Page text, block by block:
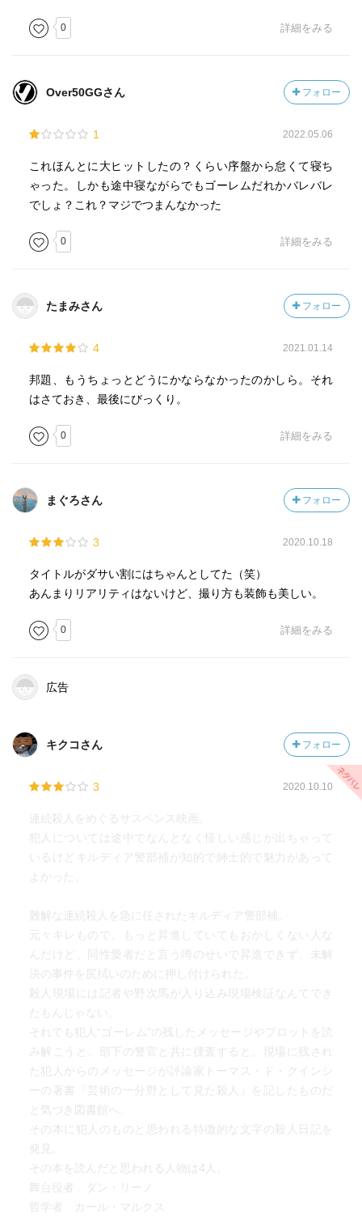
0 詳細をみる
Over50GGさん フォロー
1 2022.05.06
これほんとに大ヒットしたの？くらい序盤から怠くて寝ち
ゃった。しかも途中寝ながらでもゴーレムだれかバレバレ
でしょ？これ？マジでつまんなかった
0 詳細をみる
たまみさん フォロー
4 2021.01.14
邦題、もうちょっとどうにかならなかったのかしら。それ
はさておき、最後にびっくり。
0 詳細をみる
まぐろさん フォロー
3 2020.10.18
タイトルがダサい割にはちゃんとしてた（笑）
あんまりリアリティはないけど、撮り方も装飾も美しい。
0 詳細をみる
広告
キクコさん フォロー
3 2020.10.10
連続殺人をめぐるサスペンス映画。
犯人については途中でなんとなく怪しい感じが出ちゃって
いるけどキルディア警部補が知的で紳士的で魅力があって
よかった。
難解な連続殺人を急に任されたキルディア警部補。
元々キレもので、もっと昇進していてもおかしくない人な
んだけど、同性愛者だと言う噂のせいで昇進できず、未解
決の事件を尻拭いのために押し付けられた。
殺人現場には記者や野次馬が入り込み現場検証なんてでき
たもんじゃない。
それでも犯人“ゴーレム”の残したメッセージやプロットを読
み解こうと、部下の警官と共に捜査すると、現場に残され
た犯人からのメッセージが評論家トーマス・ド・クインシ
ーの著書『芸術の一分野として見た殺人』を記したものだ
と気づき図書館へ。
その本に犯人のものと思われる特徴的な文字の殺人日記を
発見。
その本を読んだと思われる人物は4人。
舞台役者 ダン・リーノ
哲学者 カール・マルクス